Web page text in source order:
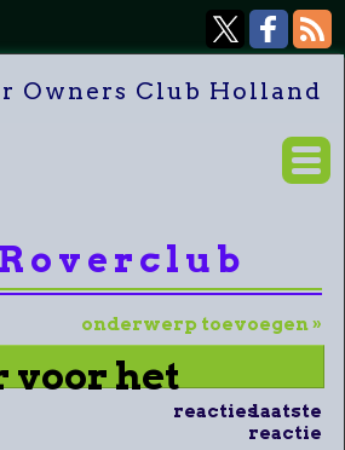
Owners Club Holland
onderwerp toevoegen »
het
reactieslaatste
reactie